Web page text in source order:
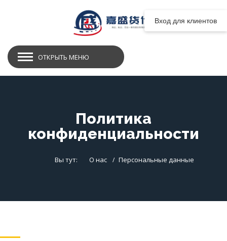
ОТКРЫТЬ МЕНЮ
Политика
конфиденциальности
Вы тут: О нас Персональные данные
Вход для клиентов